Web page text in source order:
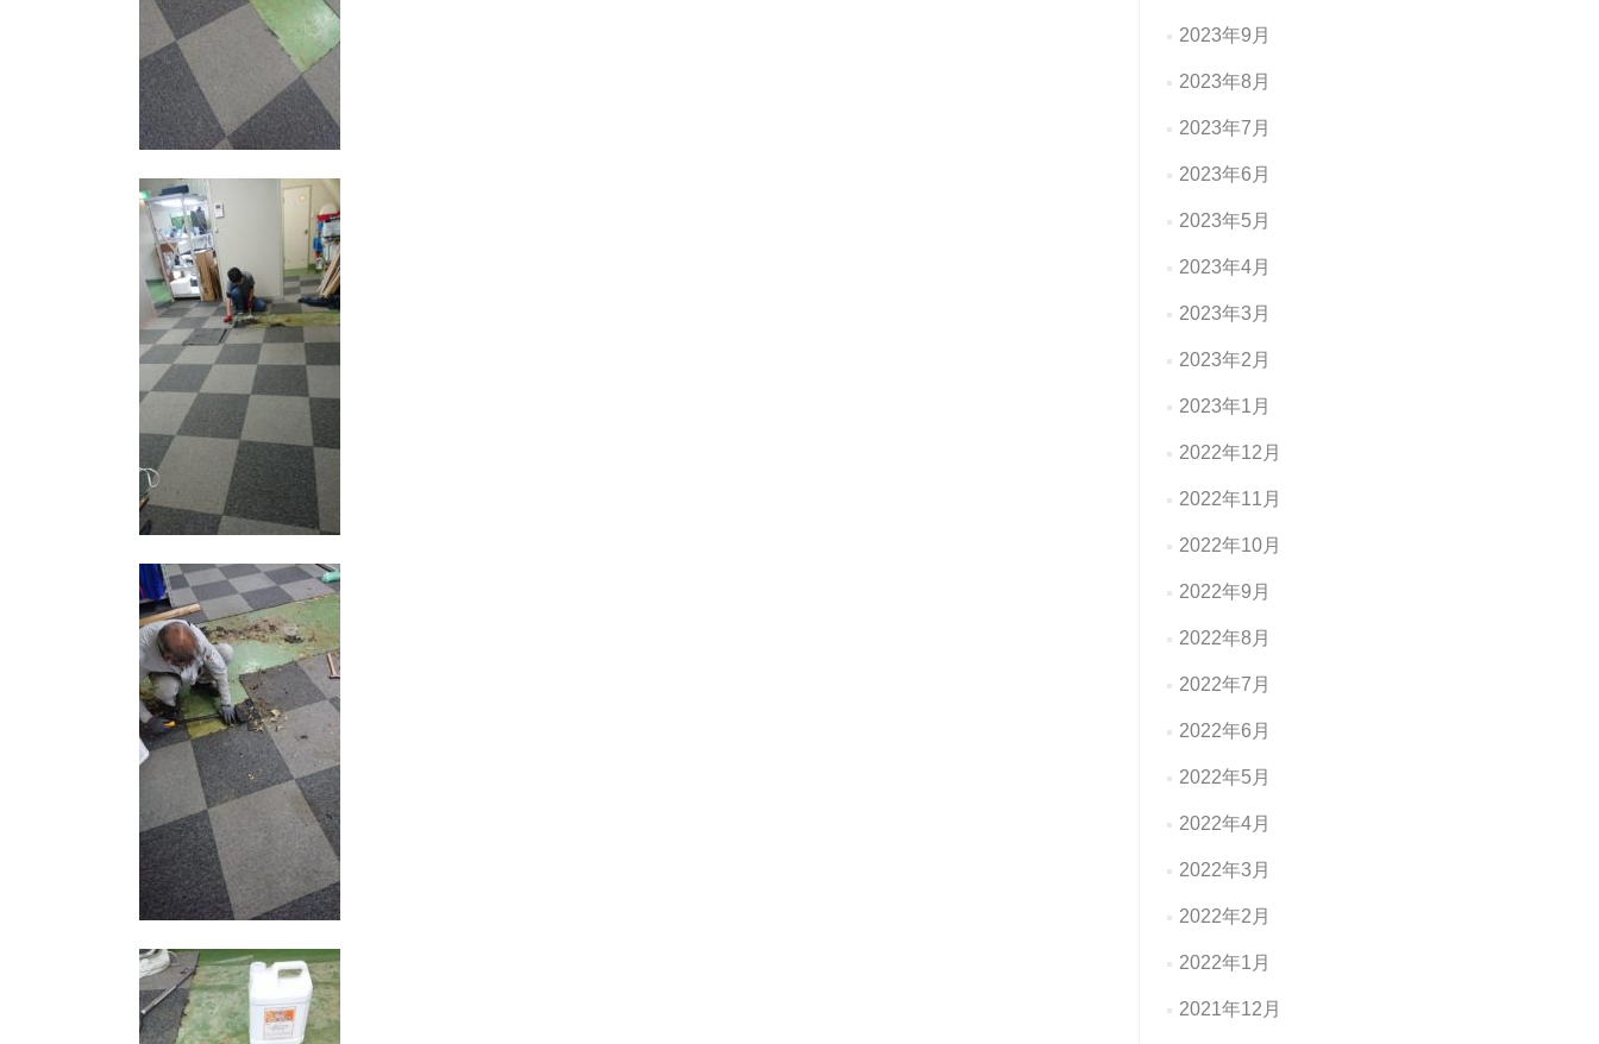
2023年9月
2023年8月
2023年7月
2023年6月
2023年5月
2023年4月
2023年3月
2023年2月
2023年1月
2022年12月
2022年11月
2022年10月
2022年9月
2022年8月
2022年7月
2022年6月
2022年5月
2022年4月
2022年3月
2022年2月
2022年1月
2021年12月